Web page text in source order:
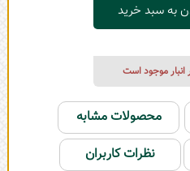
به سبد خرید
انبار موجود است
محصولات مشابه
نظرات کاربران